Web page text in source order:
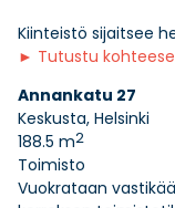
Kiinteistö sijaitsee
► Tutustu
Annankatu 27
Keskusta, Helsinki
188.5 m2
Toimisto
Vuokrataan